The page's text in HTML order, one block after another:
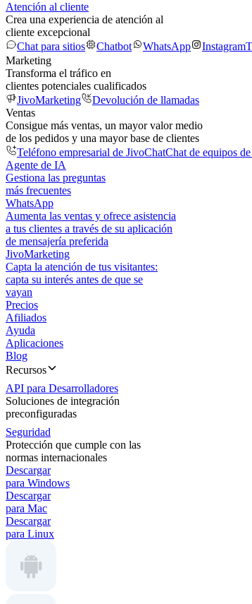
Atención al cliente
Crea una experiencia de atención al
cliente excepcional
Chat para sitios
Chatbot WhatsApp Instagram
Marketing
Transforma el tráfico en
clientes potenciales cualificados
JivoMarketing
Devolución de llamadas
Ventas
Consigue más ventas, un mayor valor medio
de los pedidos y una mayor base de clientes
Teléfono empresarial de JivoChatChat de equipos
Agente de IA
Gestiona las preguntas
más frecuentes
WhatsApp
Aumenta las ventas y ofrece asistencia
a tus clientes a través de su aplicación
de mensajería preferida
JivoMarketing
Capta la atención de tus visitantes:
capta su interés antes de que se
vayan
Precios
Afiliados
Ayuda
Aplicaciones
Blog
Recursos
API para Desarrolladores
Soluciones de integración
preconfiguradas
Seguridad
Protección que cumple con las
normas internacionales
Descargar
para Windows
Descargar
para Mac
Descargar
para Linux